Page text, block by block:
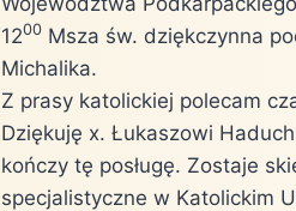
1200 Msza św. dziękczynna
Michalika.
Z prasy katolickiej polecam
Dziękuję x. Łukaszowi
kończy tę posługę. Zostaje
specjalistyczne w Katolickim